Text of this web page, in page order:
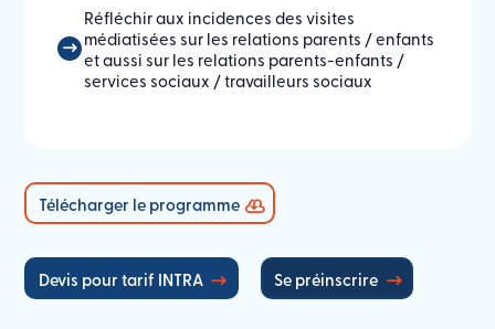
Réfléchir aux incidences des visites
médiatisées sur les relations parents / enfants
et aussi sur les relations parents-enfants /
services sociaux / travailleurs sociaux
Télécharger le programme
Devis pour tarif INTRA Se préinscrire